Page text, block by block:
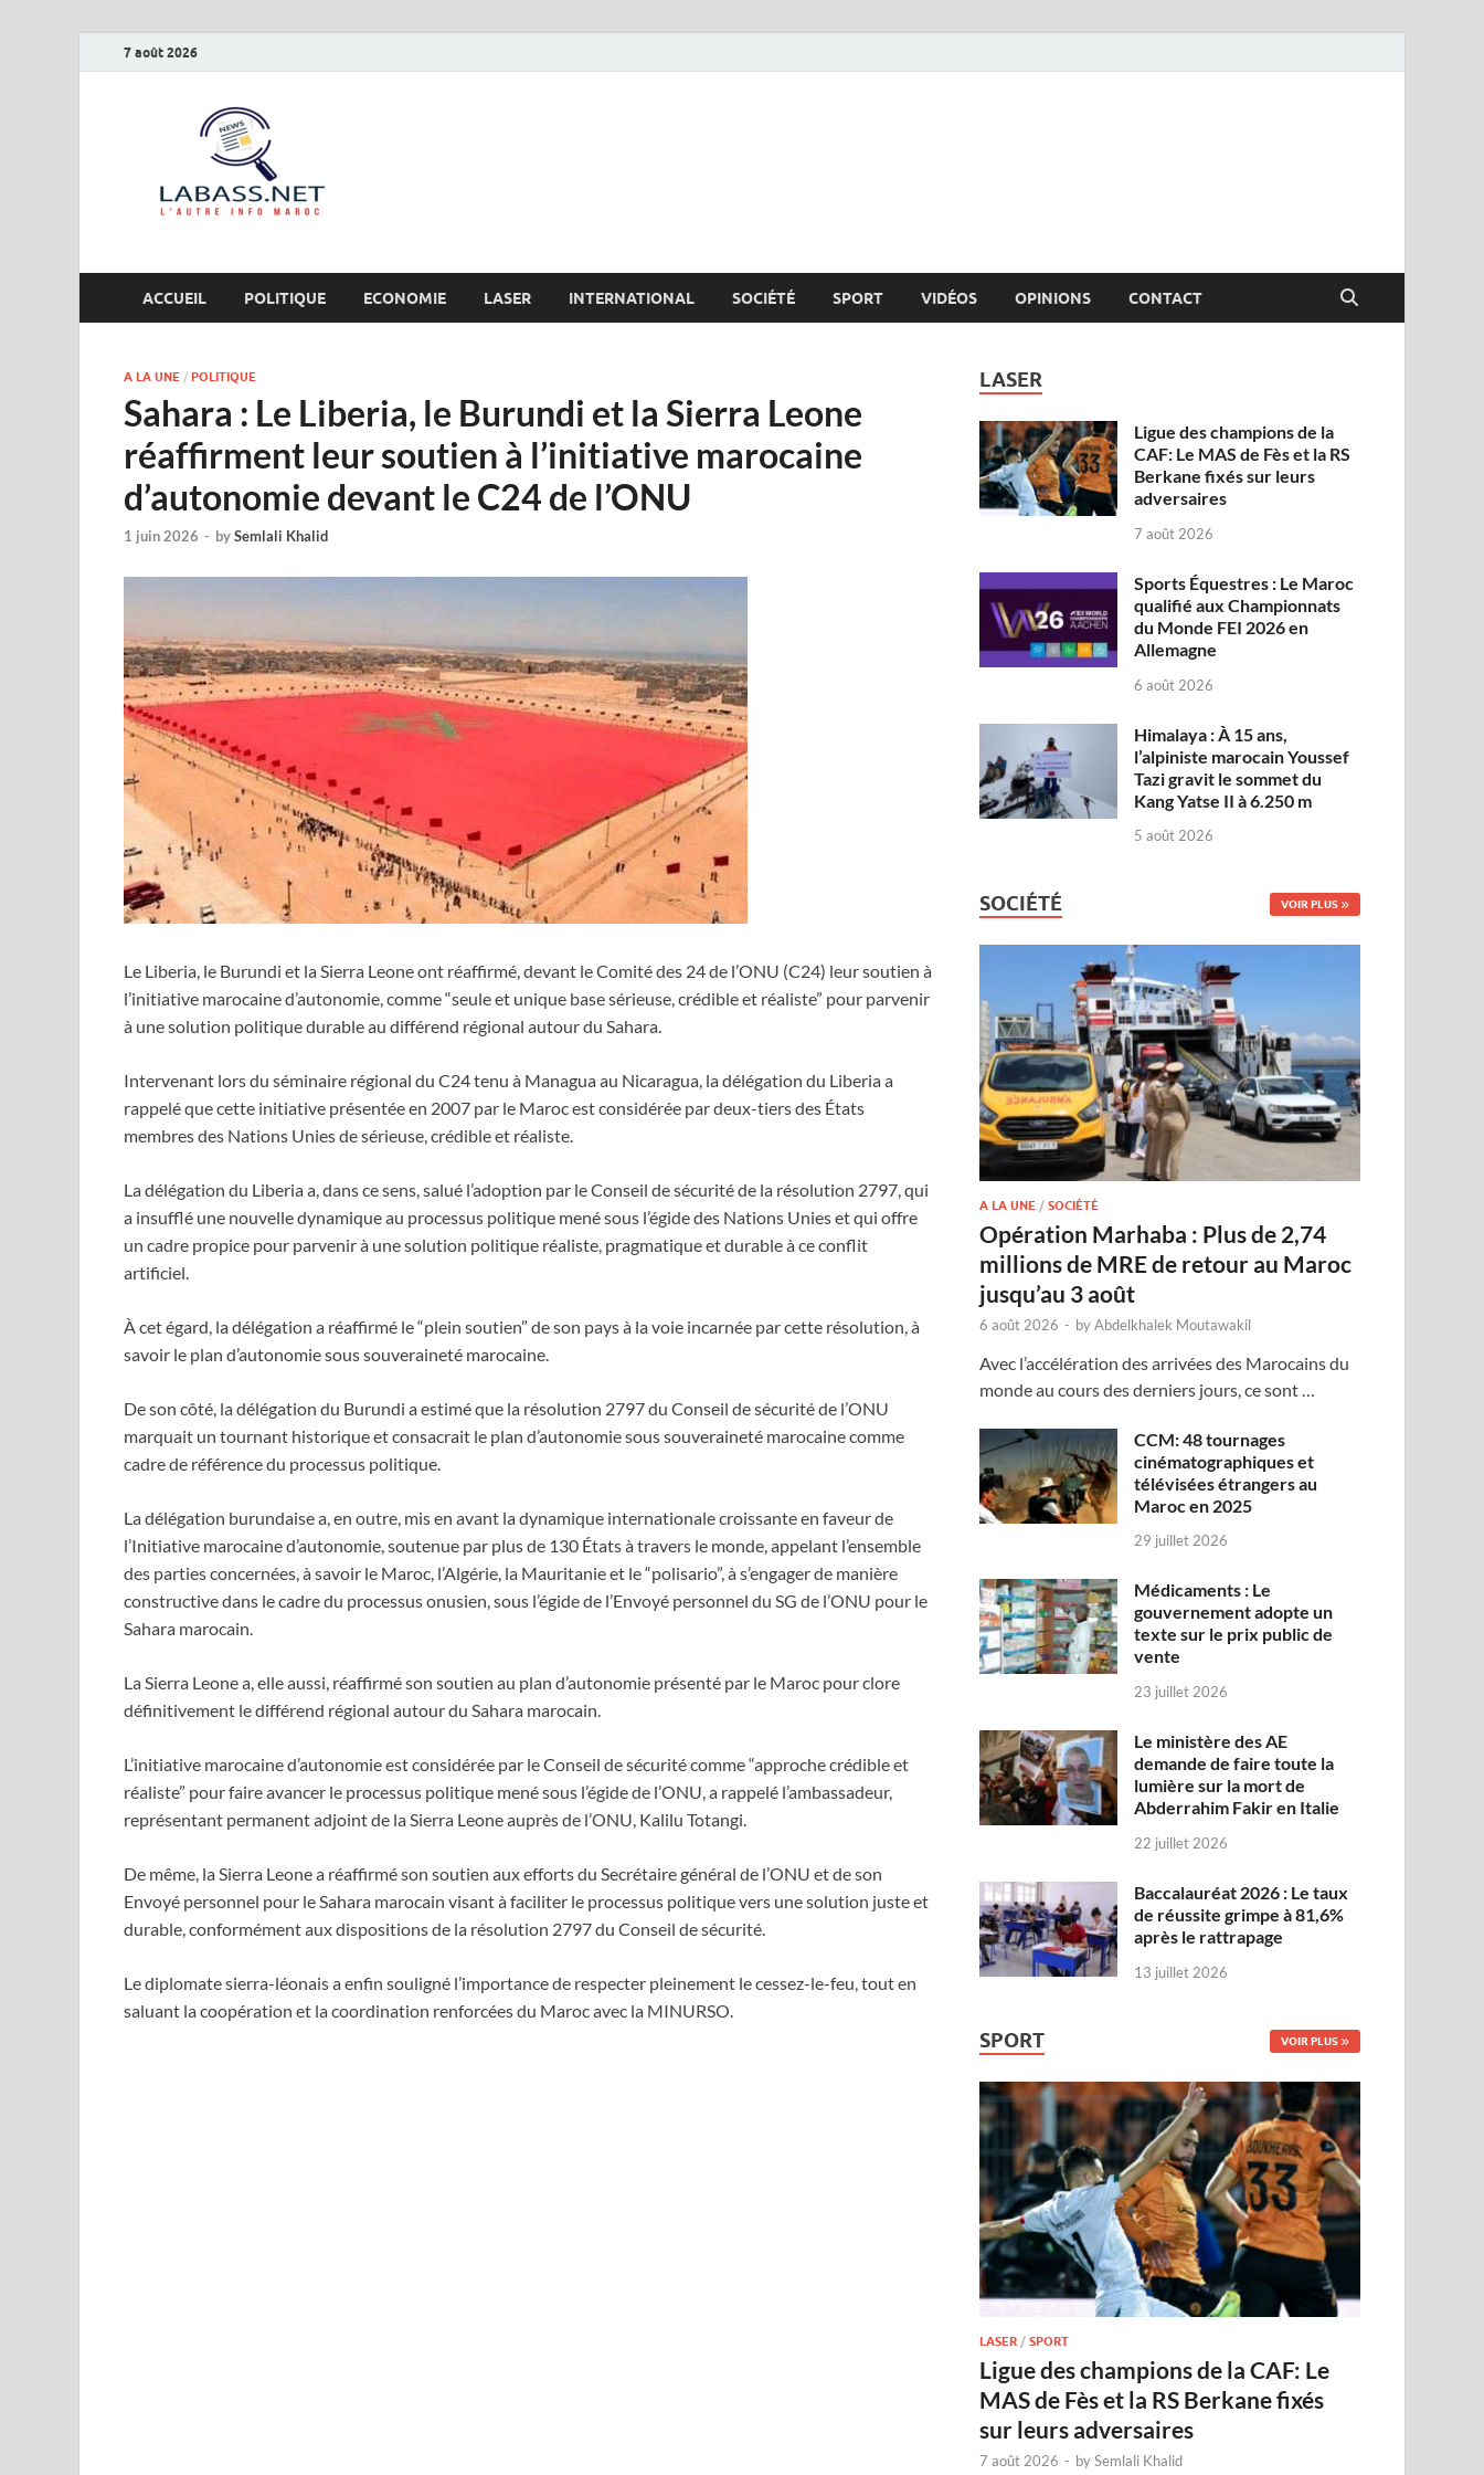
7 août 2026
ACCUEIL POLITIQUE ECONOMIE LASER INTERNATIONAL SOCIÉTÉ SPORT VIDÉOS OPINIONS CONTACT
A LA UNE / POLITIQUE
Sahara : Le Liberia, le Burundi et la Sierra Leone
réaffirment leur soutien à l’initiative marocaine
d’autonomie devant le C24 de l’ONU
1 juin 2026 - bySemlali Khalid
Le Liberia, le Burundi et la Sierra Leone ont réaffirmé, devant le Comité des 24 de l’ONU (C24) leur soutien à
l’initiative marocaine d’autonomie, comme “seule et unique base sérieuse, crédible et réaliste” pour parvenir
à une solution politique durable au différend régional autour du Sahara.
Intervenant lors du séminaire régional du C24 tenu à Managua au Nicaragua, la délégation du Liberia a
rappelé que cette initiative présentée en 2007 par le Maroc est considérée par deux-tiers des États
membres des Nations Unies de sérieuse, crédible et réaliste.
La délégation du Liberia a, dans ce sens, salué l’adoption par le Conseil de sécurité de la résolution 2797, qui
a insufflé une nouvelle dynamique au processus politique mené sous l’égide des Nations Unies et qui offre
un cadre propice pour parvenir à une solution politique réaliste, pragmatique et durable à ce conflit
artificiel.
À cet égard, la délégation a réaffirmé le “plein soutien” de son pays à la voie incarnée par cette résolution, à
savoir le plan d’autonomie sous souveraineté marocaine.
De son côté, la délégation du Burundi a estimé que la résolution 2797 du Conseil de sécurité de l’ONU
marquait un tournant historique et consacrait le plan d’autonomie sous souveraineté marocaine comme
cadre de référence du processus politique.
La délégation burundaise a, en outre, mis en avant la dynamique internationale croissante en faveur de
l’Initiative marocaine d’autonomie, soutenue par plus de 130 États à travers le monde, appelant l’ensemble
des parties concernées, à savoir le Maroc, l’Algérie, la Mauritanie et le “polisario”, à s’engager de manière
constructive dans le cadre du processus onusien, sous l’égide de l’Envoyé personnel du SG de l’ONU pour le
Sahara marocain.
La Sierra Leone a, elle aussi, réaffirmé son soutien au plan d’autonomie présenté par le Maroc pour clore
définitivement le différend régional autour du Sahara marocain.
L’initiative marocaine d’autonomie est considérée par le Conseil de sécurité comme “approche crédible et
réaliste” pour faire avancer le processus politique mené sous l’égide de l’ONU, a rappelé l’ambassadeur,
représentant permanent adjoint de la Sierra Leone auprès de l’ONU, Kalilu Totangi.
De même, la Sierra Leone a réaffirmé son soutien aux efforts du Secrétaire général de l’ONU et de son
Envoyé personnel pour le Sahara marocain visant à faciliter le processus politique vers une solution juste et
durable, conformément aux dispositions de la résolution 2797 du Conseil de sécurité.
Le diplomate sierra-léonais a enfin souligné l’importance de respecter pleinement le cessez-le-feu, tout en
saluant la coopération et la coordination renforcées du Maroc avec la MINURSO.
LASER
Ligue des champions de la
CAF: Le MAS de Fès et la RS
Berkane fixés sur leurs
adversaires
7 août 2026
Sports Équestres : Le Maroc
qualifié aux Championnats
du Monde FEI 2026 en
Allemagne
6 août 2026
Himalaya : À 15 ans,
l’alpiniste marocain Youssef
Tazi gravit le sommet du
Kang Yatse II à 6.250 m
5 août 2026
SOCIÉTÉ VOIR PLUS
A LA UNE /SOCIÉTÉ
Opération Marhaba : Plus de 2,74
millions de MRE de retour au Maroc
jusqu’au 3 août
6 août 2026 - byAbdelkhalek Moutawakil
Avec l’accélération des arrivées des Marocains du
monde au cours des derniers jours, ce sont …
CCM: 48 tournages
cinématographiques et
télévisées étrangers au
Maroc en 2025
29 juillet 2026
Médicaments : Le
gouvernement adopte un
texte sur le prix public de
vente
23 juillet 2026
Le ministère des AE
demande de faire toute la
lumière sur la mort de
Abderrahim Fakir en Italie
22 juillet 2026
Baccalauréat 2026 : Le taux
de réussite grimpe à 81,6%
après le rattrapage
13 juillet 2026
SPORT VOIR PLUS
LASER /SPORT
Ligue des champions de la CAF: Le
MAS de Fès et la RS Berkane fixés
sur leurs adversaires
7 août 2026 - bySemlali Khalid